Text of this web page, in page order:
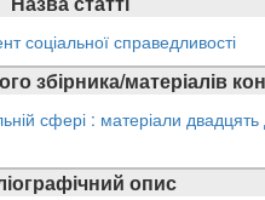
соціальної справедливості
збірника/матеріалів
сфері : матеріали двадцять
опис